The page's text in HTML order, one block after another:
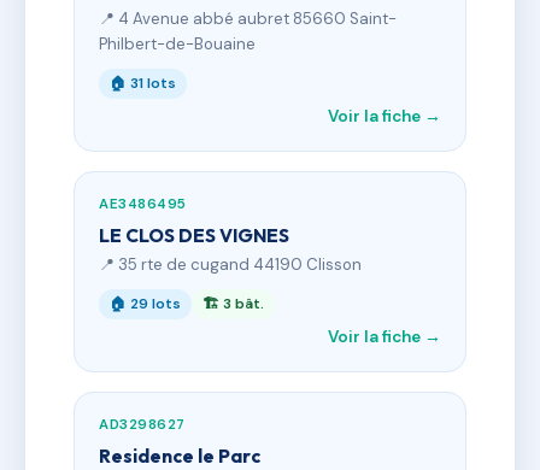
📍 4 Avenue abbé aubret 85660 Saint-
Philbert-de-Bouaine
🏠 31 lots
Voir la fiche →
AE3486495
LE CLOS DES VIGNES
📍 35 rte de cugand 44190 Clisson
🏠 29 lots 🏗 3 bât.
Voir la fiche →
AD3298627
Residence le Parc